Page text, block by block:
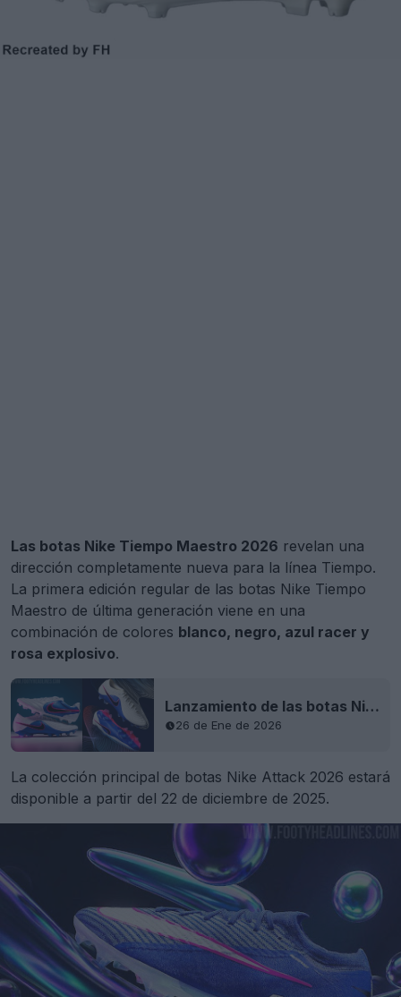
Las botas Nike Tiempo Maestro 2026 revelan una
dirección completamente nueva para la línea Tiempo.
La primera edición regular de las botas Nike Tiempo
Maestro de última generación viene en una
combinación de colores blanco, negro, azul racer y
rosa explosivo.
Lanzamiento de las botas Nike Tiempo Maestro y Ligera 2026 «Attack Pack» de última generación: primera combinación de colores del paquete principal
26 de Ene de 2026
La colección principal de botas Nike Attack 2026 estará
disponible a partir del 22 de diciembre de 2025.